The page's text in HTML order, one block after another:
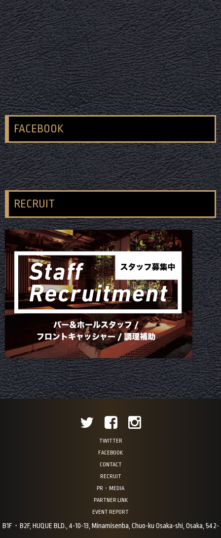
FACEBOOK
RECRUIT
TWITTER
FACEBOOK
CONTACT
RECRUIT
PR・MEDIA
PARTNER LINK
EVENT REPORT
B1F・B2F, HUQUE BLD., 4-10-13, Minamisenba, Chuo-ku Osaka-shi, Osaka, 542-